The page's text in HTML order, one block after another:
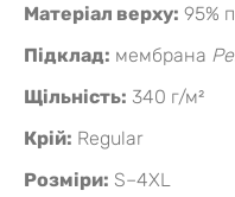
Матеріал верху: 95%
Підклад: мембрана
Щільність: 340 г/м²
Крій: Regular
Розміри: S–4XL